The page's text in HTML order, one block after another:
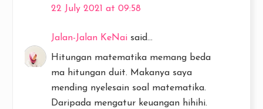
22 July 2021 at 09:58
Jalan-Jalan KeNai said...
Hitungan matematika memang beda
ma hitungan duit. Makanya saya
mending nyelesain soal matematika.
Daripada mengatur keuangan hihihi.